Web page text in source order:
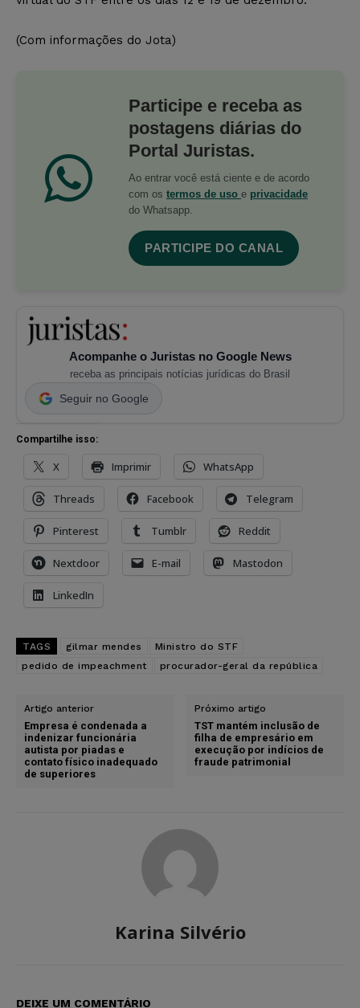
(Com informações do Jota)
Participe e receba as
postagens diárias do
Portal Juristas.
Ao entrar você está ciente e de acordo
com os termos de uso e privacidade
do Whatsapp.
PARTICIPE DO CANAL
Acompanhe o Juristas no Google News
receba as principais notícias jurídicas do Brasil
Seguir no Google
Compartilhe isso:
X Imprimir WhatsApp
Threads Facebook Telegram
Pinterest Tumblr Reddit
Nextdoor E-mail Mastodon
LinkedIn
TAGS gilmar mendes
Ministro do STF
pedido de impeachment
procurador-geral da república
Artigo anterior
Empresa é condenada a
indenizar funcionária
autista por piadas e
contato físico inadequado
de superiores
Próximo artigo
TST mantém inclusão de
filha de empresário em
execução por indícios de
fraude patrimonial
Karina Silvério
DEIXE UM COMENTÁRIO